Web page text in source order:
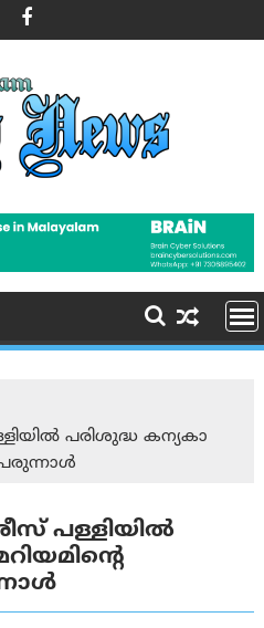
പരിശുദ്ധ കന്യകാ
പള്ളിയില്‍